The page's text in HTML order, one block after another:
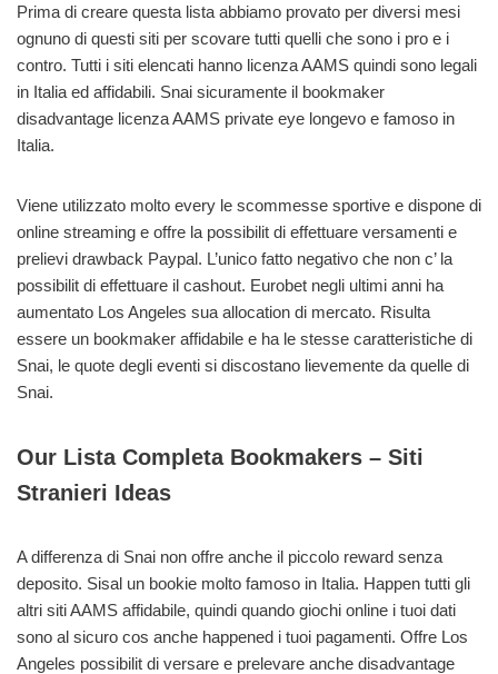
Prima di creare questa lista abbiamo provato per diversi mesi
ognuno di questi siti per scovare tutti quelli che sono i pro e i
contro. Tutti i siti elencati hanno licenza AAMS quindi sono legali
in Italia ed affidabili. Snai sicuramente il bookmaker
disadvantage licenza AAMS private eye longevo e famoso in
Italia.
Viene utilizzato molto every le scommesse sportive e dispone di
online streaming e offre la possibilit di effettuare versamenti e
prelievi drawback Paypal. L’unico fatto negativo che non c’ la
possibilit di effettuare il cashout. Eurobet negli ultimi anni ha
aumentato Los Angeles sua allocation di mercato. Risulta
essere un bookmaker affidabile e ha le stesse caratteristiche di
Snai, le quote degli eventi si discostano lievemente da quelle di
Snai.
Our Lista Completa Bookmakers – Siti
Stranieri Ideas
A differenza di Snai non offre anche il piccolo reward senza
deposito. Sisal un bookie molto famoso in Italia. Happen tutti gli
altri siti AAMS affidabile, quindi quando giochi online i tuoi dati
sono al sicuro cos anche happened i tuoi pagamenti. Offre Los
Angeles possibilit di versare e prelevare anche disadvantage